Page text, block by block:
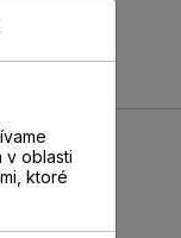
v oblasti
ktoré